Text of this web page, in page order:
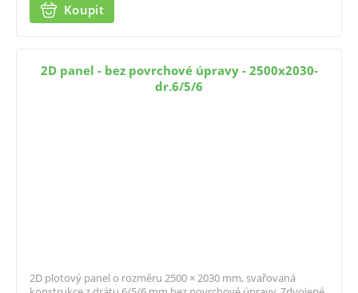
Koupit
2D panel - bez povrchové úpravy - 2500x2030-
dr.6/5/6
2D plotový panel o rozměru 2500 × 2030 mm, svařovaná